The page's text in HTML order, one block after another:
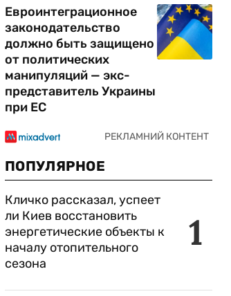
Евроинтеграционное
законодательство
должно быть защищено
от политических
манипуляций — экс-
представитель Украины
при ЕС
ПОПУЛЯРНОЕ
1
Кличко рассказал, успеет
ли Киев восстановить
энергетические объекты к
началу отопительного
сезона